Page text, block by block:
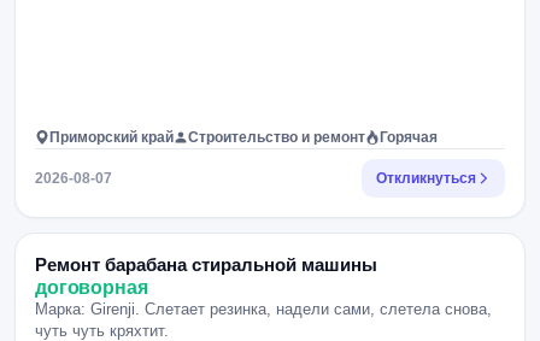
Приморский край Строительство и ремонт Горячая
2026-08-07 Откликнуться
Ремонт барабана стиральной машины
договорная
Марка: Girenji. Слетает резинка, надели сами, слетела снова,
чуть чуть кряхтит.